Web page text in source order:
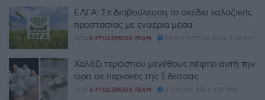
ΕΛΓΑ: Σε διαβούλευση το σχέδιο χαλαζικής
προστασίας με εναέρια μέσα
ΑΠΌ E-PTOLEMEOS TEAM 29 ΑΥΓΟΎΣΤΟΥ 2024, 5:58 ΜΜ
Χαλάζι τεράστιου μεγέθους πέφτει αυτή την
ώρα σε περιοχές της Έδεσσας
ΑΠΌ E-PTOLEMEOS TEAM 2 ΙΟΥΛΊΟΥ 2024, 7:37 ΜΜ